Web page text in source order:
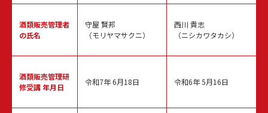
酒類販売管理者
の氏名
酒類販売管理研
修受講 年月日
守屋 賢邦
（モリヤマサクニ）
令和7年 6月18日
西川 貴志
（ニシカワタカシ）
令和6年 5月16日